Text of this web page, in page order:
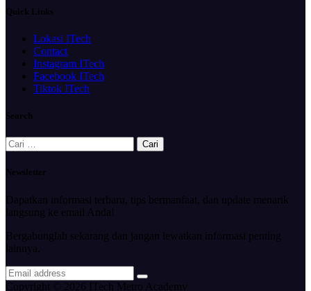
Quick Links
Lokasi ITech
Contact
Instagram ITech
Facebook ITech
Tiktok ITech
Search
Cari
untuk:
Newsletter
Dapatkan informasi terbaru, tips bermanfaat, dan update menarik
langsung ke email Anda!
Bergabunglah sekarang dan jangan lewatkan informasi penting
lainnya.
Copyright © 2026 ITech Metro Academy